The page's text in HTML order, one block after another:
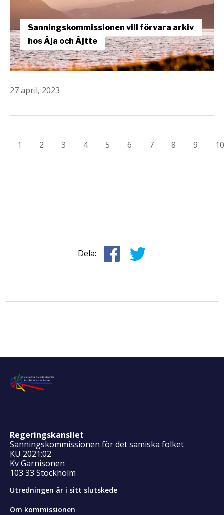
Sanningskommissionen vill förvara arkiv
hos Ája och Ájtte
27 april, 2023
1 2 3 4 5 6 7 8 9 10
Dela:
Regeringskansliet
Sanningskommissionen för det samiska folket
KU 2021:02
Kv Garnisonen
103 33 Stockholm
Utredningen är i sitt slutskede
Om kommissionen